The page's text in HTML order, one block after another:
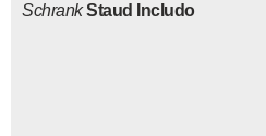
SchrankStaud Includo